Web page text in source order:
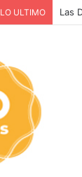
LO ULTIMO